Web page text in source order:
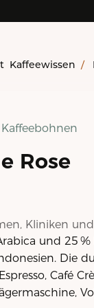
Kaffeewissen /
Kaffeebohnen
Rose
Kliniken
und 25
Die
Café